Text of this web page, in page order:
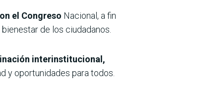
el Congreso Nacional, a fin
bienestar de los ciudadanos.
interinstitucional,
y oportunidades para todos.